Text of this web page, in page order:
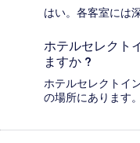
はい。各客室には
ホテルセレクト
ますか ?
ホテルセレクトイ
の場所にあります。